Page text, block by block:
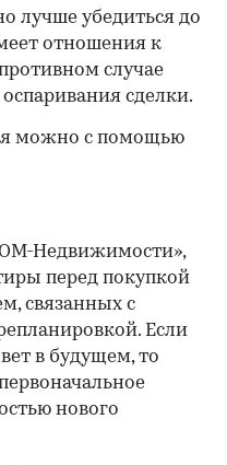
лучше убедиться до
отношения к
случае
сделки.
можно с помощью
Недвижимости»,
перед покупкой
связанных с
Если
в будущем, то
нового